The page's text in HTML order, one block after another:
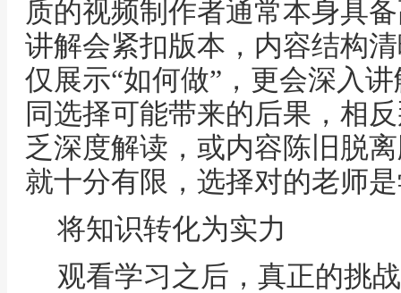
质的视频制作者通常本身具
讲解会紧扣版本，内容结构
仅展示“如何做”，更会深入
同选择可能带来的后果，相
乏深度解读，或内容陈旧脱
就十分有限，选择对的老师
将知识转化为实力
观看学习之后，真正的挑